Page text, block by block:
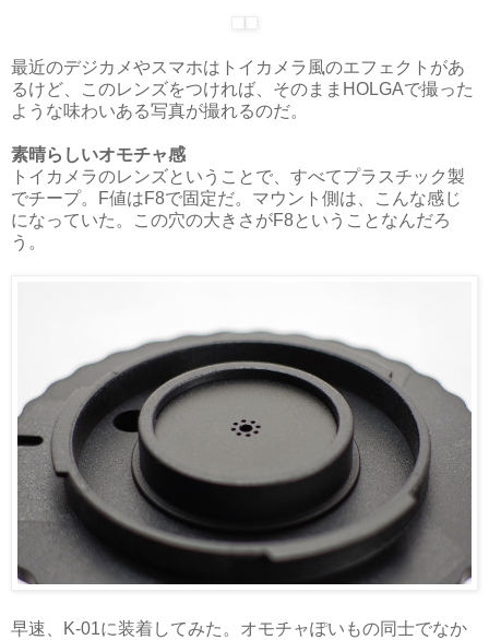
最近のデジカメやスマホはトイカメラ風のエフェクトがあ
るけど、このレンズをつければ、そのままHOLGAで撮った
ような味わいある写真が撮れるのだ。
素晴らしいオモチャ感
トイカメラのレンズということで、すべてプラスチック製
でチープ。F値はF8で固定だ。マウント側は、こんな感じ
になっていた。この穴の大きさがF8ということなんだろ
う。
早速、K-01に装着してみた。オモチャぽいもの同士でなか